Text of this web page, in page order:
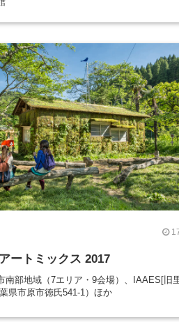
ートミックス 2017
南部地域（7エリア・9会場）、IAAES[旧
県市原市徳氏541-1）ほか